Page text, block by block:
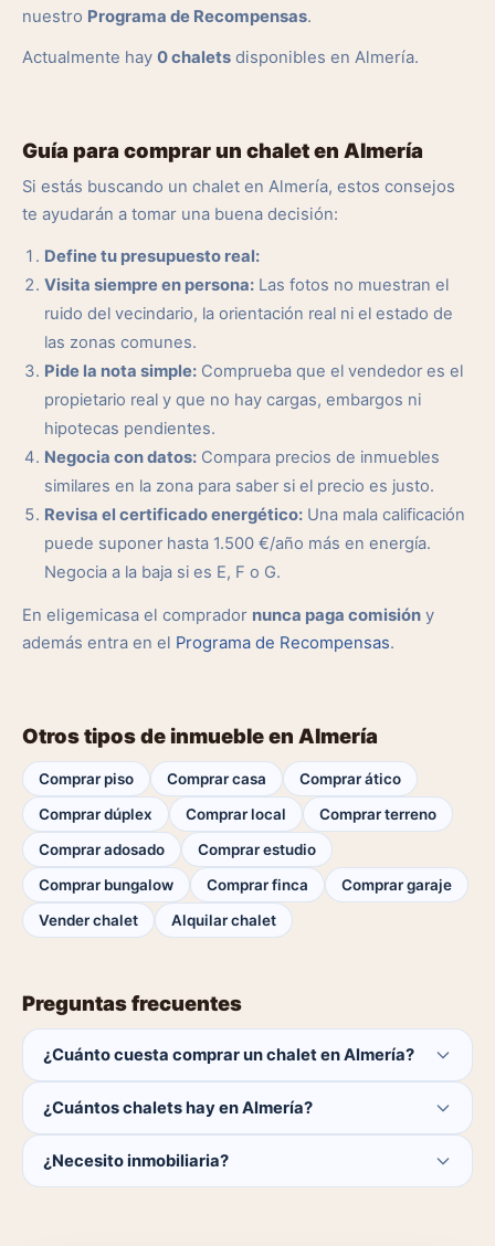
nuestro Programa de Recompensas.
Actualmente hay 0 chalets disponibles en Almería.
Guía para comprar un chalet en Almería
Si estás buscando un chalet en Almería, estos consejos
te ayudarán a tomar una buena decisión:
Define tu presupuesto real:
Visita siempre en persona: Las fotos no muestran el
ruido del vecindario, la orientación real ni el estado de
las zonas comunes.
Pide la nota simple: Comprueba que el vendedor es el
propietario real y que no hay cargas, embargos ni
hipotecas pendientes.
Negocia con datos: Compara precios de inmuebles
similares en la zona para saber si el precio es justo.
Revisa el certificado energético: Una mala calificación
puede suponer hasta 1.500 €/año más en energía.
Negocia a la baja si es E, F o G.
En eligemicasa el comprador nunca paga comisión y
además entra en el Programa de Recompensas.
Otros tipos de inmueble en Almería
Comprar piso Comprar casa
Comprar ático
Comprar dúplex
Comprar local
Comprar terreno
Comprar adosado
Comprar estudio
Comprar bungalow
Comprar finca
Comprar garaje
Vender chalet
Alquilar chalet
Preguntas frecuentes
¿Cuánto cuesta comprar un chalet en Almería?
¿Cuántos chalets hay en Almería?
catálogo se actualiza a diario.
¿Necesito inmobiliaria?